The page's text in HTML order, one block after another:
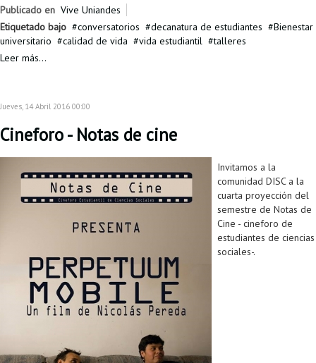
Publicado en Vive Uniandes
Etiquetado bajo
conversatorios decanatura de estudiantes
Bienestar
universitario
calidad de vida vida estudiantil
talleres
Leer más...
Jueves, 14 Abril 2016 00:00
Cineforo - Notas de cine
Invitamos a la
comunidad DISC a la
cuarta proyección del
semestre de Notas de
Cine - cineforo de
estudiantes de ciencias
sociales-.